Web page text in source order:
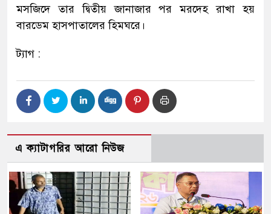
মসজিদে তার দ্বিতীয় জানাজার পর মরদেহ রাখা হয়
বারডেম হাসপাতালের হিমঘরে।
ট্যাগ :
এ ক্যাটাগরির আরো নিউজ